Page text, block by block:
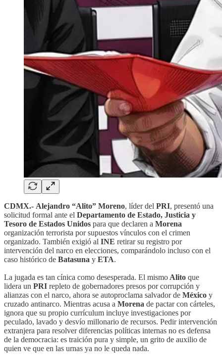
CDMX.- Alejandro “Alito” Moreno, líder del PRI, presentó una
solicitud formal ante el Departamento de Estado, Justicia y
Tesoro de Estados Unidos para que declaren a Morena
organización terrorista por supuestos vínculos con el crimen
organizado. También exigió al INE retirar su registro por
intervención del narco en elecciones, comparándolo incluso con el
caso histórico de Batasuna y ETA.
La jugada es tan cínica como desesperada. El mismo Alito que
lidera un PRI repleto de gobernadores presos por corrupción y
alianzas con el narco, ahora se autoproclama salvador de México y
cruzado antinarco. Mientras acusa a Morena de pactar con cárteles,
ignora que su propio currículum incluye investigaciones por
peculado, lavado y desvío millonario de recursos. Pedir intervención
extranjera para resolver diferencias políticas internas no es defensa
de la democracia: es traición pura y simple, un grito de auxilio de
quien ve que en las urnas ya no le queda nada.